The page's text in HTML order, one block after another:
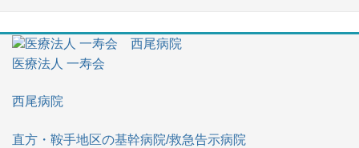
医療法人 一寿会
西尾病院
直方・鞍手地区の基幹病院/救急告示病院